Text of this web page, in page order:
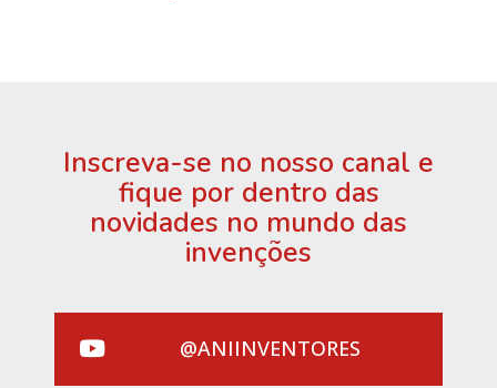
Inscreva-se no nosso canal e
fique por dentro das
novidades no mundo das
invenções
@ANIINVENTORES